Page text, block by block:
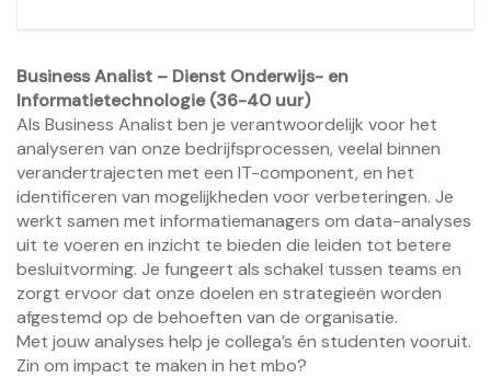
Business Analist – Dienst Onderwijs- en
Informatietechnologie (36-40 uur)
Als Business Analist ben je verantwoordelijk voor het
analyseren van onze bedrijfsprocessen, veelal binnen
verandertrajecten met een IT-component, en het
identificeren van mogelijkheden voor verbeteringen. Je
werkt samen met informatiemanagers om data-analyses
uit te voeren en inzicht te bieden die leiden tot betere
besluitvorming. Je fungeert als schakel tussen teams en
zorgt ervoor dat onze doelen en strategieën worden
afgestemd op de behoeften van de organisatie.
Met jouw analyses help je collega’s én studenten vooruit.
Zin om impact te maken in het mbo?